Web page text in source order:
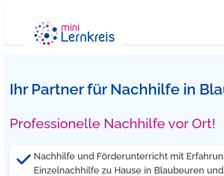
springen
Ihr Partner für Nachhilfe in
Professionelle Nachhilfe vor Ort!
Nachhilfe und Förderunterricht mit
Einzelnachhilfe zu Hause in Blaubeuren